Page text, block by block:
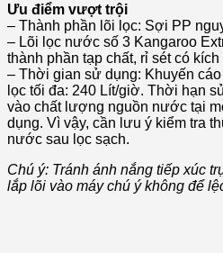
Ưu điểm vượt trội
– Thành phần lõi lọc: Sợi PP
– Lõi lọc nước số 3 Kangaroo
thành phần tạp chất, rỉ sét có
– Thời gian sử dụng: Khuyến
lọc tối đa: 240 Lít/giờ. Thời hạn
vào chất lượng nguồn nước tại
dụng. Vì vậy, cần lưu ý kiểm tra
nước sau lọc sạch.
Chú ý: Tránh ánh nắng tiếp xúc
lắp lõi vào máy chú ý không để